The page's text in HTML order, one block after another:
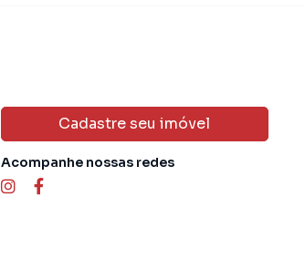
Cadastre seu imóvel
Acompanhe nossas redes